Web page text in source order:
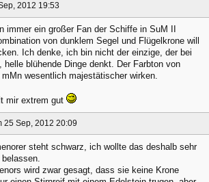
2012 19:53
immer ein großer Fan der Schiffe in SuM II
von dunklem Segel und Flügelkrone will
Ich denke, ich bin nicht der einzige, der bei
helle blühende Dinge denkt. Der Farbton von
wesentlich majestätischer wirken.
mir extrem gut
25 Sep, 2012 20:09
steht schwarz, ich wollte das deshalb sehr
wird zwar gesagt, dass sie keine Krone